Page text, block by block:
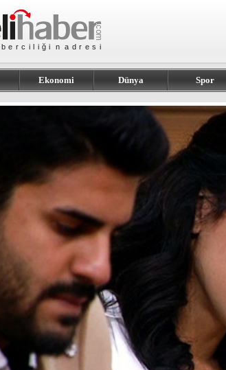
Ekonomi Dünya Spor